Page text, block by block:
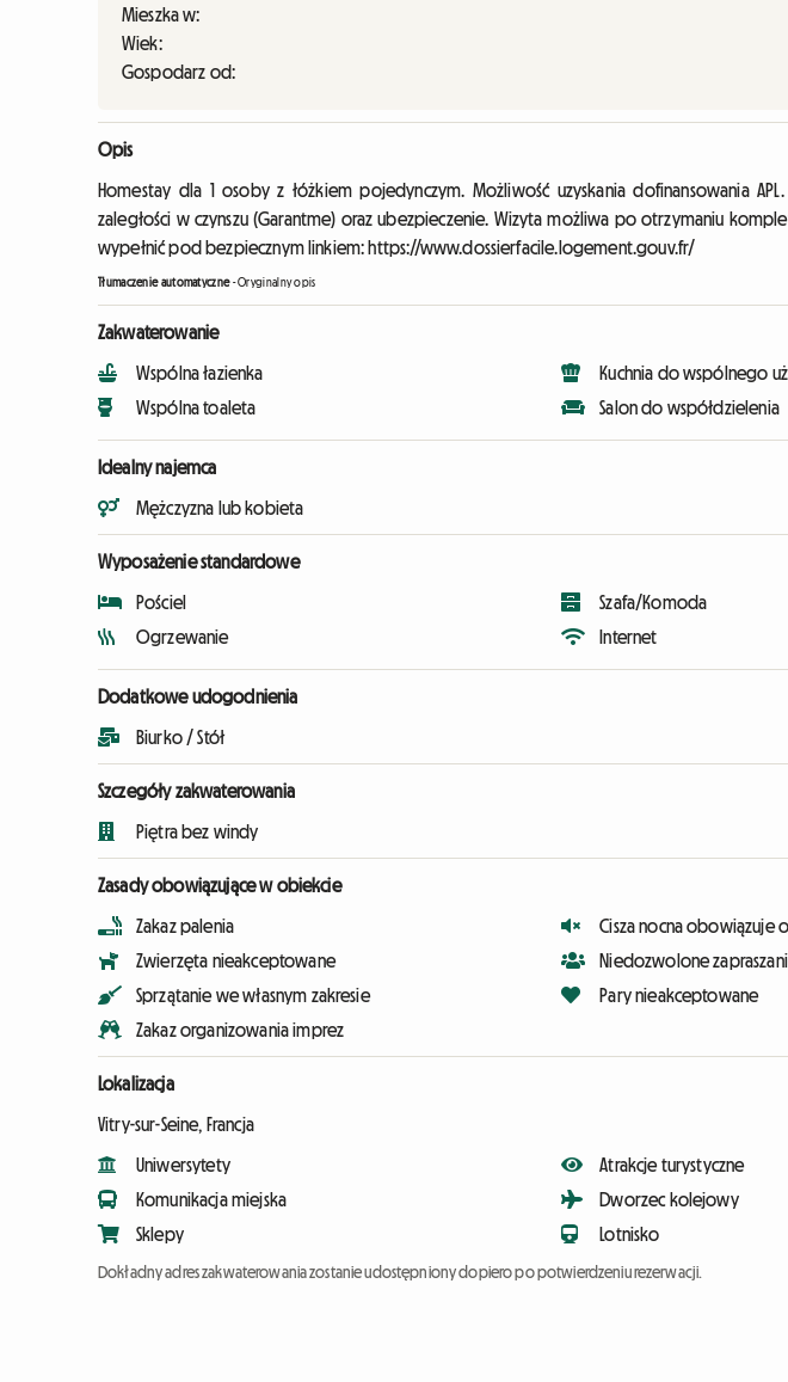
Mieszka w:
Wiek:
Gospodarz od:
Opis
Homestay dla 1 osoby z łóżkiem pojedynczym. Możliwość uzyskania dofinansowania
zaległości w czynszu (Garantme) oraz ubezpieczenie. Wizyta możliwa po otrzymaniu
wypełnić pod bezpiecznym linkiem: https://www.dossierfacile.logement.gouv.fr/
Tłumaczenie automatyczne-Oryginalny opis
Zakwaterowanie
Wspólna łazienka
Wspólna toaleta
Kuchnia do wspólnego
Salon do współdzielenia
Idealny najemca
Mężczyzna lub kobieta
Wyposażenie standardowe
Pościel
Ogrzewanie
Szafa/Komoda
Internet
Dodatkowe udogodnienia
Biurko / Stół
Szczegóły zakwaterowania
Piętra bez windy
Zasady obowiązujące w obiekcie
Zakaz palenia
Zwierzęta nieakceptowane
Sprzątanie we własnym zakresie
Zakaz organizowania imprez
Cisza nocna obowiązuje
Niedozwolone
Pary nieakceptowane
Lokalizacja
Vitry-sur-Seine, Francja
Uniwersytety
Komunikacja miejska
Sklepy
Atrakcje turystyczne
Dworzec kolejowy
Lotnisko
Dokładny adres zakwaterowania zostanie udostępniony dopiero po potwierdzeniu rezerwacji.